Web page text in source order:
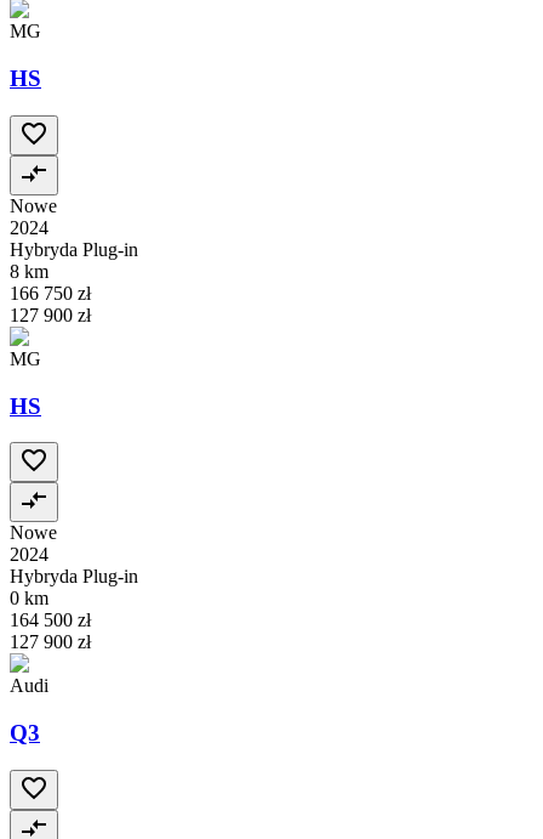
MG
HS
Nowe
2024
Hybryda Plug-in
8 km
166 750 zł
127 900 zł
MG
HS
Nowe
2024
Hybryda Plug-in
0 km
164 500 zł
127 900 zł
Audi
Q3